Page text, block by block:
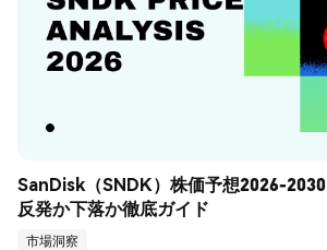
SanDisk（SNDK）株価予想2026-2030
反発か下落か徹底ガイド
市場洞察